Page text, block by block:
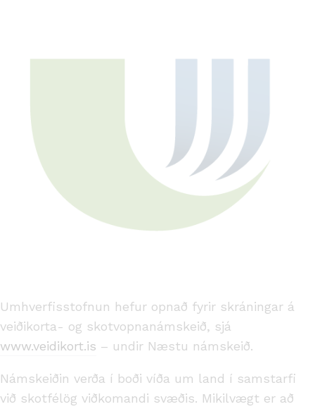
Umhverfisstofnun hefur opnað fyrir skráningar á
veiðikorta- og skotvopnanámskeið, sjá
www.veidikort.is – undir Næstu námskeið.
Námskeiðin verða í boði víða um land í samstarfi
við skotfélög viðkomandi svæðis. Mikilvægt er að